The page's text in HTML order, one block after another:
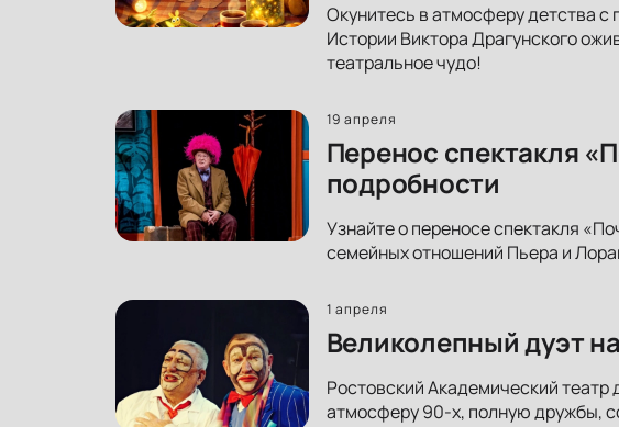
Окунитесь в атмосферу детства
Истории Виктора Драгунского
театральное чудо!
19 апреля
Перенос спектакля
подробности
Узнайте о переносе спектакля
семейных отношений Пьера и
1 апреля
Великолепный дуэт
Ростовский Академический
атмосферу 90-х, полную дружбы,